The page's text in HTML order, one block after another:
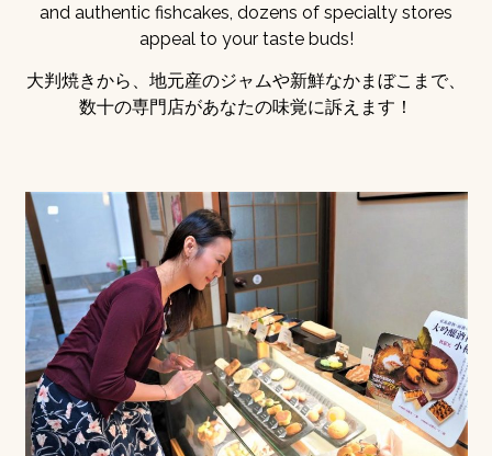
and authentic fishcakes, dozens of specialty stores
appeal to your taste buds!
大判焼きから、地元産のジャムや新鮮なかまぼこまで、
数十の専門店があなたの味覚に訴えます！